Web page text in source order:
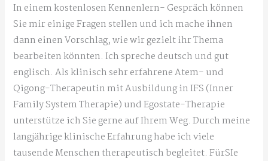
In einem kostenlosen Kennenlern- Gespräch können
Sie mir einige Fragen stellen und ich mache ihnen
dann einen Vorschlag, wie wir gezielt ihr Thema
bearbeiten könnten. Ich spreche deutsch und gut
englisch. Als klinisch sehr erfahrene Atem- und
Qigong-Therapeutin mit Ausbildung in IFS (Inner
Family System Therapie) und Egostate-Therapie
unterstütze ich Sie gerne auf Ihrem Weg. Durch meine
langjährige klinische Erfahrung habe ich viele
tausende Menschen therapeutisch begleitet. FürSIe